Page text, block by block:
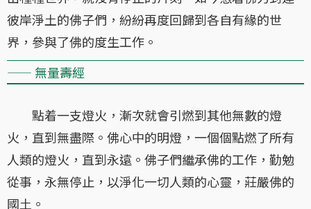
彼岸淨土的佛子們，紛紛再度回歸到各自有緣的世
界，參與了佛的度生工作。
—— 無量壽經
點着一支燈火，漸次就會引燃到其他無數的燈
火，直到無盡際。佛心中的明燈，一個個點燃了所有
人類的燈火，直到永遠。佛子們繼承佛的工作，勤勉
從事，永無停止，以淨化一切人類的心靈，莊嚴佛的
國土。